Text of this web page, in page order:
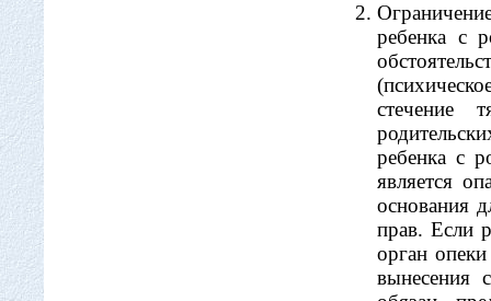
ребенка с
стечение
ребенка с
является
основания
прав. Если
орган
вынесения